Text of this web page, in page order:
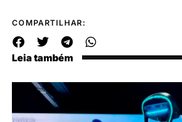
COMPARTILHAR:
Leia também